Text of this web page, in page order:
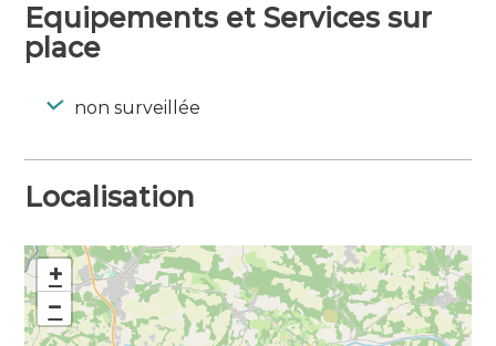
Equipements et Services sur
place
non surveillée
Localisation
+
−